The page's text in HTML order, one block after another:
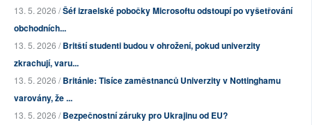
13. 5. 2026 /Šéf izraelské pobočky Microsoftu odstoupí po vyšetřování
obchodních...
13. 5. 2026 /Britští studenti budou v ohrožení, pokud univerzity
zkrachují, varu...
13. 5. 2026 /Británie: Tisíce zaměstnanců Univerzity v Nottinghamu
varovány, že ...
13. 5. 2026 /Bezpečnostní záruky pro Ukrajinu od EU?